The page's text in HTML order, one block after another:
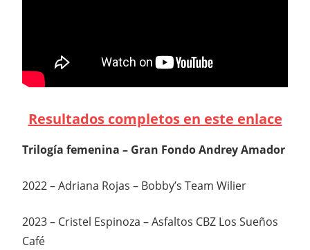
Resultados completos en este enlace
Trilogía femenina – Gran Fondo Andrey Amador
2022 – Adriana Rojas – Bobby’s Team Wilier
2023 – Cristel Espinoza – Asfaltos CBZ Los Sueños
Café